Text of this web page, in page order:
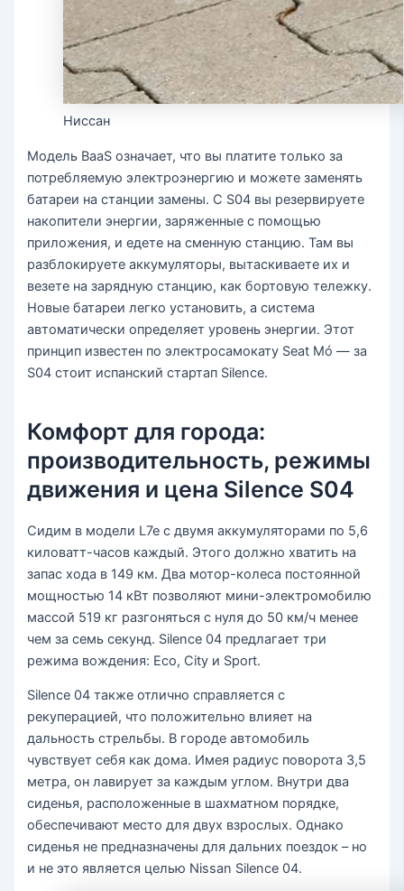
Ниссан
Модель BaaS означает, что вы платите только за
потребляемую электроэнергию и можете заменять
батареи на станции замены. С S04 вы резервируете
накопители энергии, заряженные с помощью
приложения, и едете на сменную станцию. Там вы
разблокируете аккумуляторы, вытаскиваете их и
везете на зарядную станцию, как бортовую тележку.
Новые батареи легко установить, а система
автоматически определяет уровень энергии. Этот
принцип известен по электросамокату Seat Mó — за
S04 стоит испанский стартап Silence.
Комфорт для города:
производительность, режимы
движения и цена Silence S04
Сидим в модели L7e с двумя аккумуляторами по 5,6
киловатт-часов каждый. Этого должно хватить на
запас хода в 149 км. Два мотор-колеса постоянной
мощностью 14 кВт позволяют мини-электромобилю
массой 519 кг разгоняться с нуля до 50 км/ч менее
чем за семь секунд. Silence 04 предлагает три
режима вождения: Eco, City и Sport.
Silence 04 также отлично справляется с
рекуперацией, что положительно влияет на
дальность стрельбы. В городе автомобиль
чувствует себя как дома. Имея радиус поворота 3,5
метра, он лавирует за каждым углом. Внутри два
сиденья, расположенные в шахматном порядке,
обеспечивают место для двух взрослых. Однако
сиденья не предназначены для дальних поездок – но
и не это является целью Nissan Silence 04.